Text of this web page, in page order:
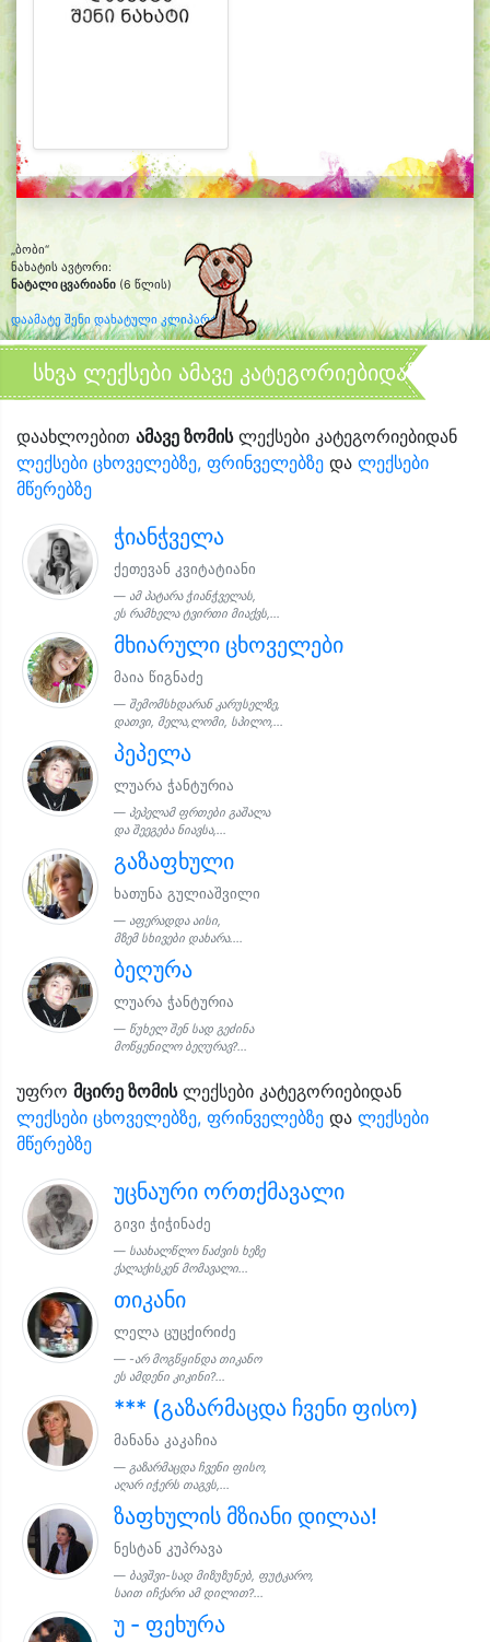
„ბობი“
ნახატის ავტორი:
ნატალი ცვარიანი (6 წლის)
დაამატე შენი დახატული კლიპარტი
სხვა ლექსები ამავე კატეგორიებიდან
დაახლოებით ამავე ზომისლექსები კატეგორიებიდან
ლექსები ცხოველებზე, ფრინველებზე და ლექსები
მწერებზე
ჭიანჭველა
ქეთევან კვიტატიანი
ამ პატარა ჭიანჭველას,
ეს რამხელა ტვირთი მიაქვს,...
მხიარული ცხოველები
მაია წიგნაძე
შემომსხდარან კარუსელზე,
დათვი, მელა,ლომი, სპილო,...
პეპელა
ლუარა ჭანტურია
პეპელამ ფრთები გაშალა
და შეეგება ნიავსა,...
გაზაფხული
ხათუნა გულიაშვილი
აფერადდა აისი,
მზემ სხივები დახარა....
ბეღურა
ლუარა ჭანტურია
წუხელ შენ სად გეძინა
მოწყენილო ბეღურავ?...
უფრო მცირე ზომისლექსები კატეგორიებიდან
ლექსები ცხოველებზე, ფრინველებზე და ლექსები
მწერებზე
უცნაური ორთქმავალი
გივი ჭიჭინაძე
საახალწლო ნაძვის ხეზე
ქალაქისკენ მომავალი...
თიკანი
ლელა ცუცქირიძე
-არ მოგწყინდა თიკანო
ეს ამდენი კიკინი?...
*** (გაზარმაცდა ჩვენი ფისო)
მანანა კაკაჩია
გაზარმაცდა ჩვენი ფისო,
აღარ იჭერს თაგვს,...
ზაფხულის მზიანი დილაა!
ნესტან კუპრავა
ბავშვი-სად მიზუზუნებ, ფუტკარო,
საით იჩქარი ამ დილით?...
უ - ფეხურა